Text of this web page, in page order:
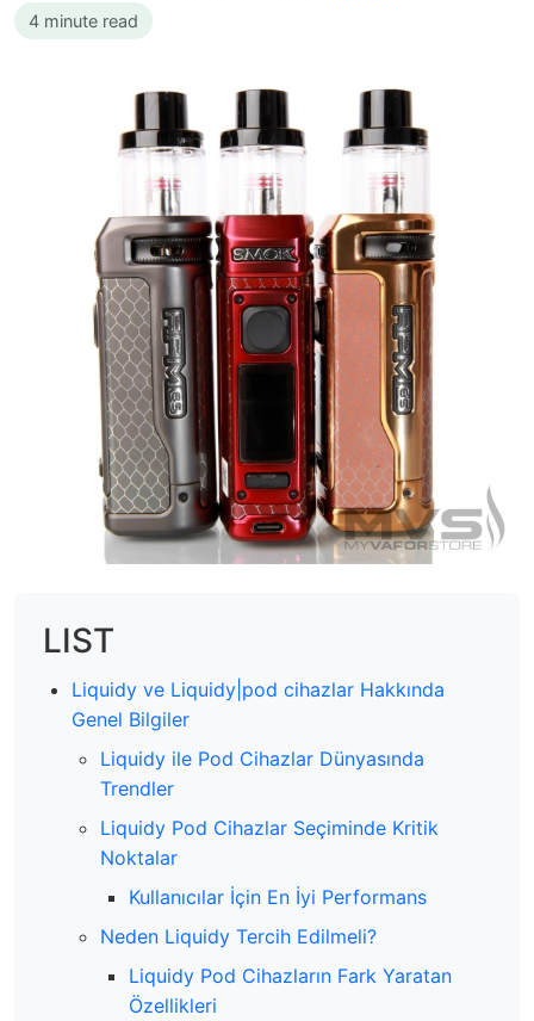
4 minute read
LIST
Liquidy ve Liquidy|pod cihazlar Hakkında
Genel Bilgiler
Liquidy ile Pod Cihazlar Dünyasında
Trendler
Liquidy Pod Cihazlar Seçiminde Kritik
Noktalar
Kullanıcılar İçin En İyi Performans
Neden Liquidy Tercih Edilmeli?
Liquidy Pod Cihazların Fark Yaratan
Özellikleri